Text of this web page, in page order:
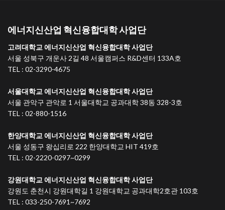
에너지신산업 혁신융합대학 사업단
고려대학교 에너지신산업 혁신융합대학 사업단
서울 성북구 개운사 2길 48 서울캠퍼스 R&D센터 133A호
TEL : 02-3290-4675
서울대학교 에너지신산업 혁신융합대학 사업단
서울 관악구 관악로 1 서울대학교 공과대학 38동 328-3호
TEL : 02-880-1516
한양대학교 에너지신산업 혁신융합대학 사업단
서울 성동구 왕십리로 222 한양대학교 HIT 419호
TEL : 02-2220-0297~0299
강원대학교 에너지신산업 혁신융합대학 사업단
강원도 춘천시 강원대학길 1 강원대학교 공과대학2호관 103호
TEL : 033-250-7691~7692